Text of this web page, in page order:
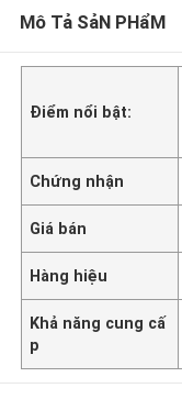
Mô Tả SảN PHẩM
Điểm nổi bật:
Chứng nhận
Giá bán
Hàng hiệu
Khả năng cung cấ
p